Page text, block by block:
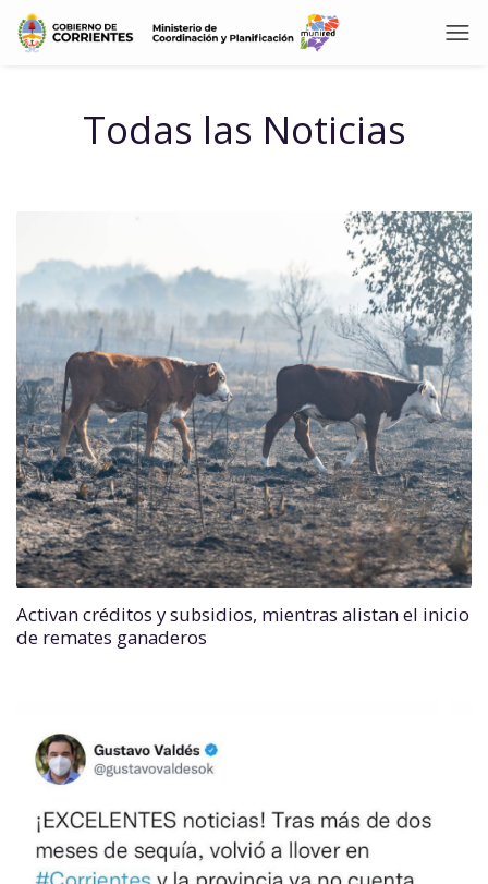
Todas las Noticias
Activan créditos y subsidios, mientras alistan el inicio
de remates ganaderos